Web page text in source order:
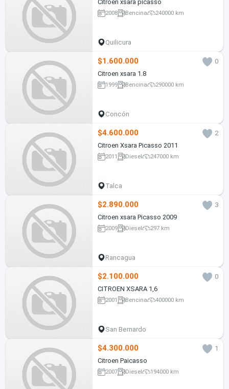
Citroen xsara picasso
2008 Bencina 240000 km
Quilicura
$1.600.000
0
Citroen xsara 1.8
1999 Bencina 290000 km
Concón
$4.600.000
2
Citroen Xsara Picasso 2011
2011 Diesel 247000 km
Talca
$2.890.000
3
Citroen xsara Picasso 2009
2009 Diesel 297 km
Rancagua
$2.100.000
0
CITROEN XSARA 1,6
2001 Bencina 400000 km
San Bernardo
$4.300.000
1
Citroen Paicasso
2007 Diesel 194000 km